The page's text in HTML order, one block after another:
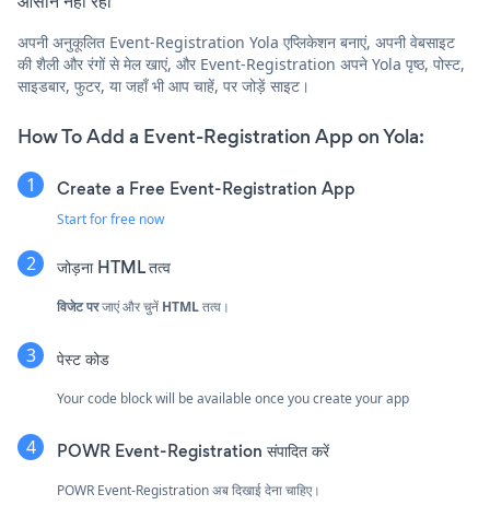
अपनी अनुकूलित Event-Registration Yola एप्लिकेशन बनाएं, अपनी वेबसाइट
की शैली और रंगों से मेल खाएं, और Event-Registration अपने Yola पृष्ठ, पोस्ट,
साइडबार, फुटर, या जहाँ भी आप चाहें, पर जोड़ें साइट।
How To Add a Event-Registration App on Yola:
Create a Free Event-Registration App
Start for free now
जोड़नाHTML तत्व
विजेट परजाएं और चुनें HTMLतत्व।
पेस्ट कोड
Your code block will be available once you create your app
POWR Event-Registration संपादित करें
POWR Event-Registration अब दिखाई देना चाहिए।